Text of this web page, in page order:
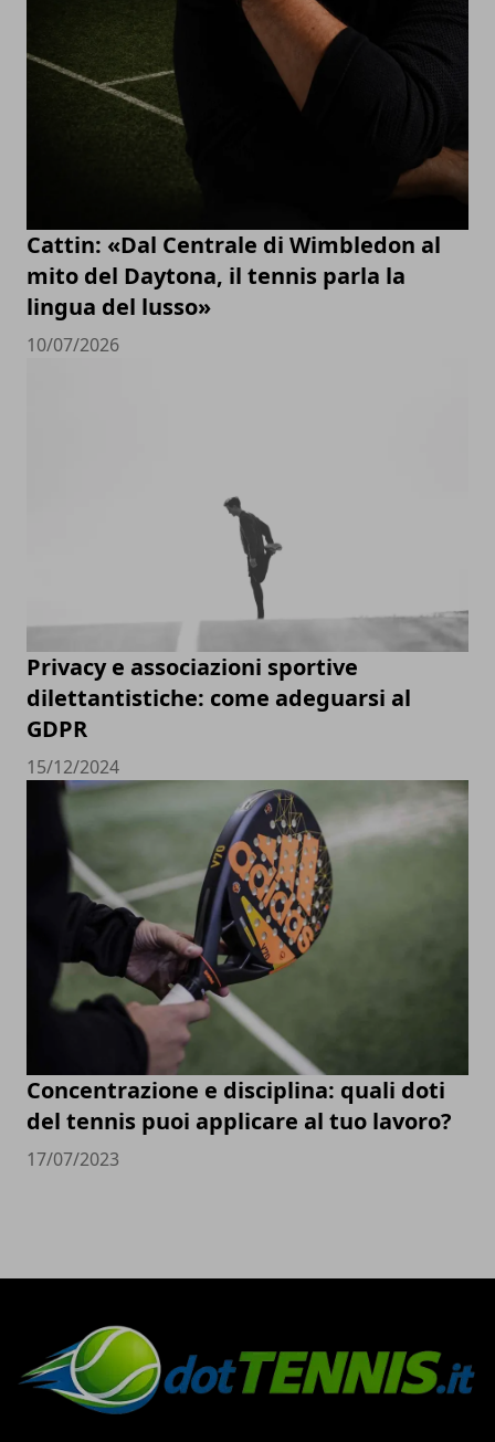
Cattin: «Dal Centrale di Wimbledon al
mito del Daytona, il tennis parla la
lingua del lusso»
10/07/2026
Privacy e associazioni sportive
dilettantistiche: come adeguarsi al
GDPR
15/12/2024
Concentrazione e disciplina: quali doti
del tennis puoi applicare al tuo lavoro?
17/07/2023